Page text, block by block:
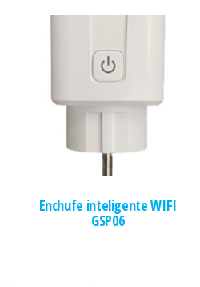
Enchufe inteligente WIFI
GSP06